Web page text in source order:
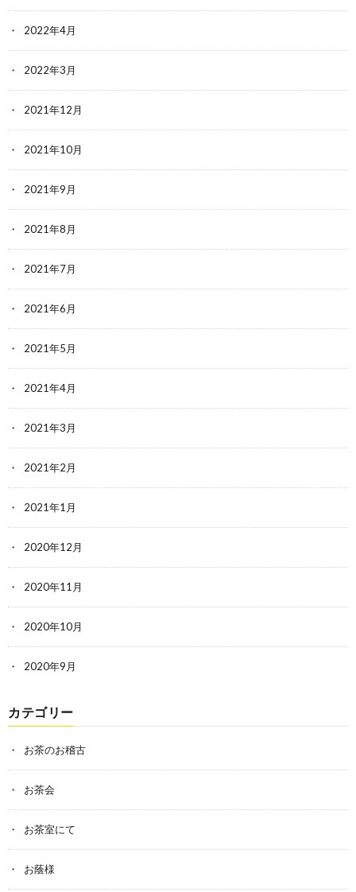
2022年4月
2022年3月
2021年12月
2021年10月
2021年9月
2021年8月
2021年7月
2021年6月
2021年5月
2021年4月
2021年3月
2021年2月
2021年1月
2020年12月
2020年11月
2020年10月
2020年9月
カテゴリー
お茶のお稽古
お茶会
お茶室にて
お蔭様